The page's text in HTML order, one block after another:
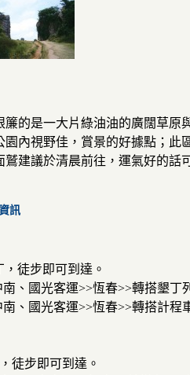
簾的是一大片綠油油的廣闊草
園內視野佳，賞景的好據點；
建議於清晨前往，運氣好的話
訊
徒步即可到達。
、國光客運>>恆春>>轉搭墾丁
、國光客運>>恆春>>轉搭計程
徒步即可到達。